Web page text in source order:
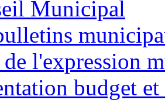
Municipal
de l'expression
budget